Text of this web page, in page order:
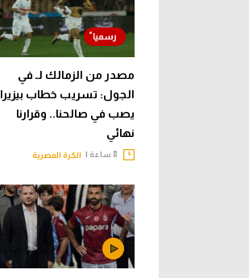
مصدر من الزمالك لـ في
الجول: تسريب خطاب بيزيرا
يصب في صالحنا.. وقرارنا
نهائي
الكرة المصرية